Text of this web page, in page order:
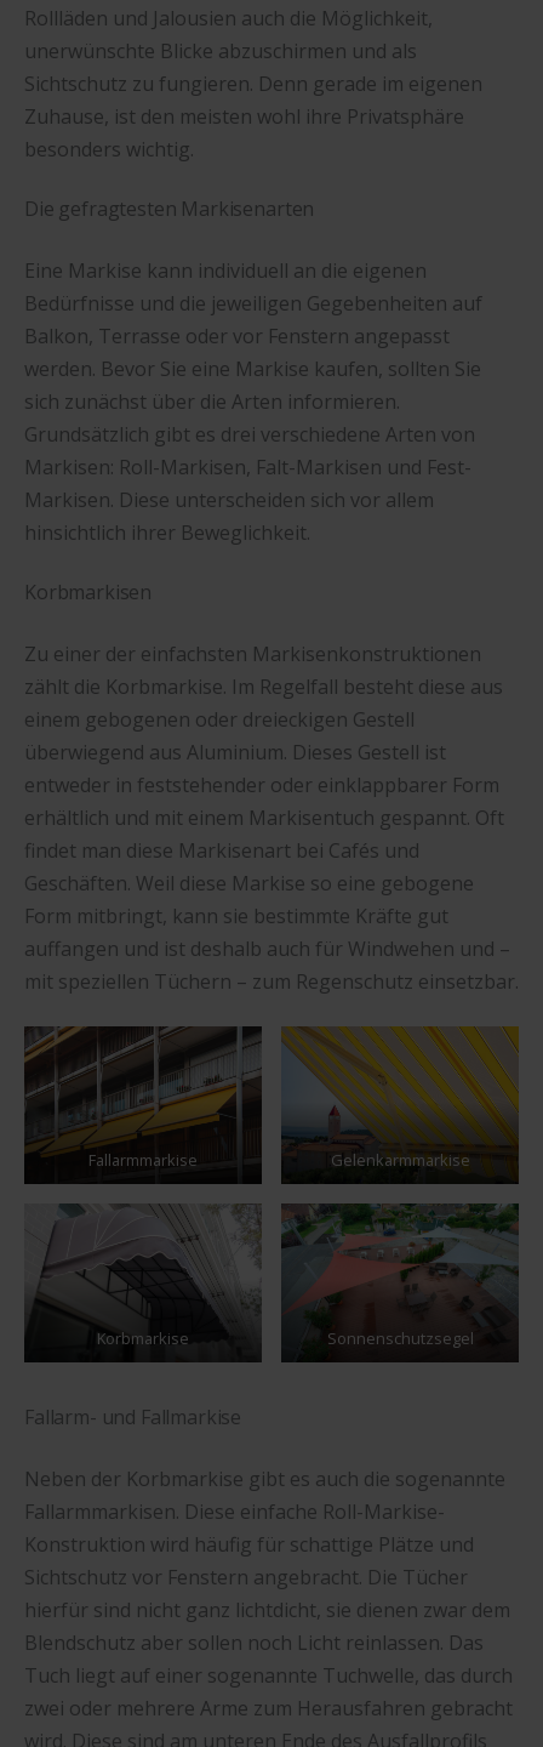
Rollläden und Jalousien auch die Möglichkeit,
unerwünschte Blicke abzuschirmen und als
Sichtschutz zu fungieren. Denn gerade im eigenen
Zuhause, ist den meisten wohl ihre Privatsphäre
besonders wichtig.
Die gefragtesten Markisenarten
Eine Markise kann individuell an die eigenen
Bedürfnisse und die jeweiligen Gegebenheiten auf
Balkon, Terrasse oder vor Fenstern angepasst
werden. Bevor Sie eine Markise kaufen, sollten Sie
sich zunächst über die Arten informieren.
Grundsätzlich gibt es drei verschiedene Arten von
Markisen: Roll-Markisen, Falt-Markisen und Fest-
Markisen. Diese unterscheiden sich vor allem
hinsichtlich ihrer Beweglichkeit.
Korbmarkisen
Zu einer der einfachsten Markisenkonstruktionen
zählt die Korbmarkise. Im Regelfall besteht diese aus
einem gebogenen oder dreieckigen Gestell
überwiegend aus Aluminium. Dieses Gestell ist
entweder in feststehender oder einklappbarer Form
erhältlich und mit einem Markisentuch gespannt. Oft
findet man diese Markisenart bei Cafés und
Geschäften. Weil diese Markise so eine gebogene
Form mitbringt, kann sie bestimmte Kräfte gut
auffangen und ist deshalb auch für Windwehen und –
mit speziellen Tüchern – zum Regenschutz einsetzbar.
Fallarmmarkise Gelenkarmmarkise
Korbmarkise Sonnenschutzsegel
Fallarm- und Fallmarkise
Neben der Korbmarkise gibt es auch die sogenannte
Fallarmmarkisen. Diese einfache Roll-Markise-
Konstruktion wird häufig für schattige Plätze und
Sichtschutz vor Fenstern angebracht. Die Tücher
hierfür sind nicht ganz lichtdicht, sie dienen zwar dem
Blendschutz aber sollen noch Licht reinlassen. Das
Tuch liegt auf einer sogenannte Tuchwelle, das durch
zwei oder mehrere Arme zum Herausfahren gebracht
wird. Diese sind am unteren Ende des Ausfallprofils